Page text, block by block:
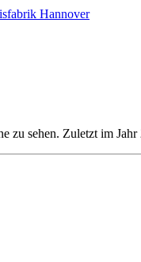
Hannover
zu sehen. Zuletzt im